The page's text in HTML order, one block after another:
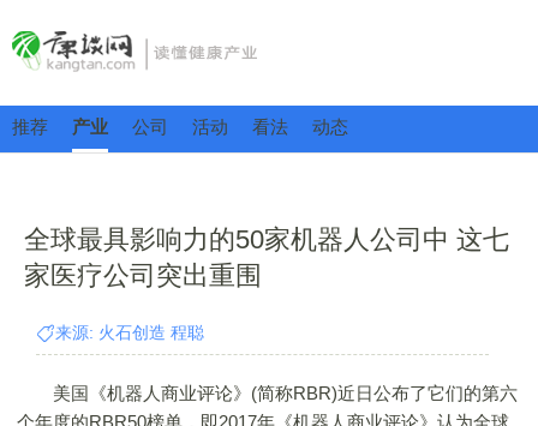
推荐 产业 公司 活动 看法 动态
全球最具影响力的50家机器人公司中 这七
家医疗公司突出重围
来源: 火石创造 程聪
美国《机器人商业评论》(简称RBR)近日公布了它们的第六
个年度的RBR50榜单，即2017年《机器人商业评论》认为全球